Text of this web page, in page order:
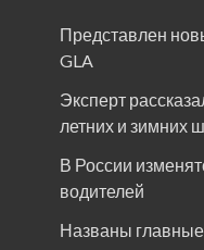
Представлен
GLA
Эксперт
летних и зимних
В России
водителей
Названы